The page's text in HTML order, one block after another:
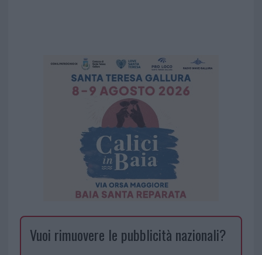
Vuoi rimuovere le pubblicità nazionali?